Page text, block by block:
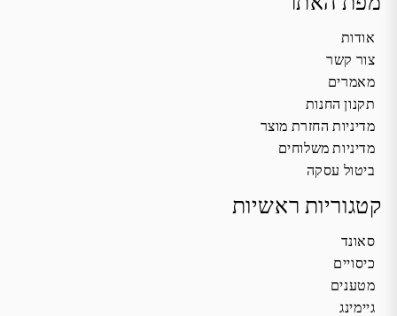
אודות
צור קשר
מאמרים
תקנון החנות
מדיניות החזרת מוצר
מדיניות משלוחים
ביטול עסקה
קטגוריות ראשיות
סאונד
כיסויים
מטענים
גיימינג